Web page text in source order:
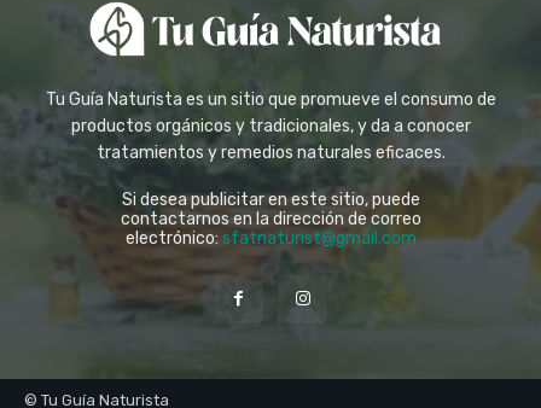
Tu Guía Naturista es un sitio que promueve el consumo de
productos orgánicos y tradicionales, y da a conocer
tratamientos y remedios naturales eficaces.
Si desea publicitar en este sitio, puede
contactarnos en la dirección de correo
electrónico:sfatnaturist@gmail.com
© Tu Guía Naturista